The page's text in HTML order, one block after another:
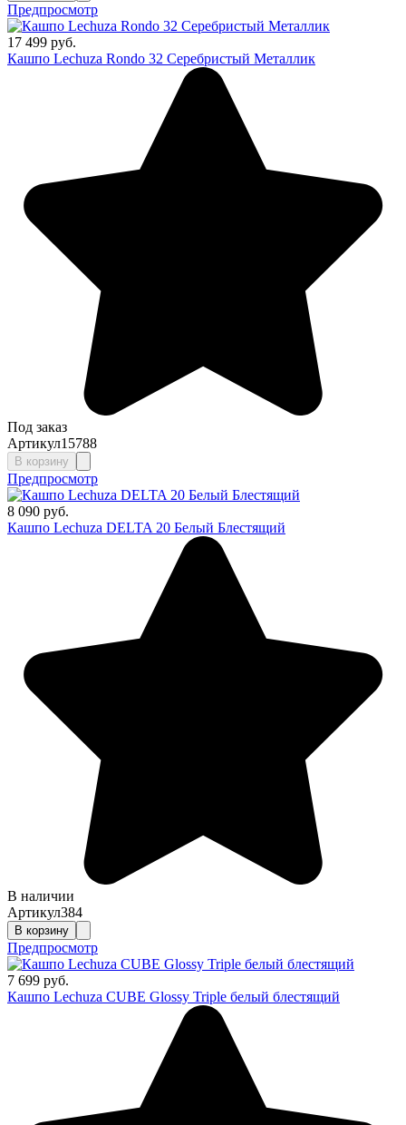
Предпросмотр
17 499 руб.
Кашпо Lechuza Rondo 32 Серебристый Металлик
Под заказ
Артикул15788
В корзину
Предпросмотр
8 090 руб.
Кашпо Lechuza DELTA 20 Белый Блестящий
В наличии
Артикул384
В корзину
Предпросмотр
7 699 руб.
Кашпо Lechuza CUBE Glossy Triple белый блестящий